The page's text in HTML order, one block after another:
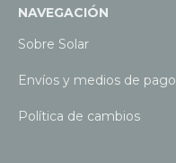
NAVEGACIÓN
Sobre Solar
Envíos y medios de pago
Política de cambios